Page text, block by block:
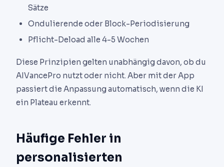
Sätze
Ondulierende oder Block-Periodisierung
Pflicht-Deload alle 4-5 Wochen
Diese Prinzipien gelten unabhängig davon, ob du
AIVancePro nutzt oder nicht. Aber mit der App
passiert die Anpassung automatisch, wenn die KI
ein Plateau erkennt.
Häufige Fehler in
personalisierten